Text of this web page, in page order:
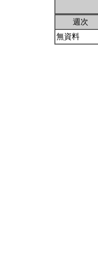
週次
無資料